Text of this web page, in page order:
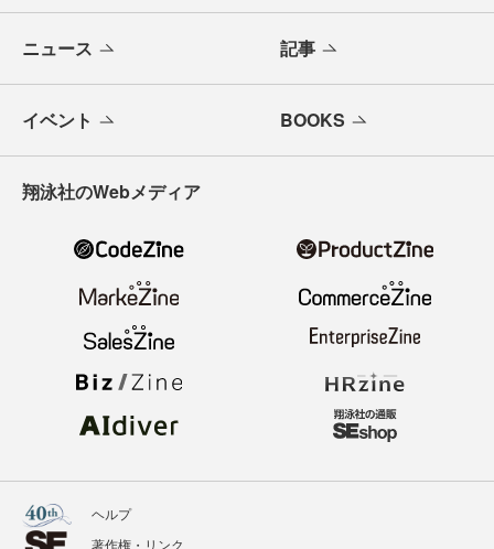
ニュース 記事
イベント BOOKS